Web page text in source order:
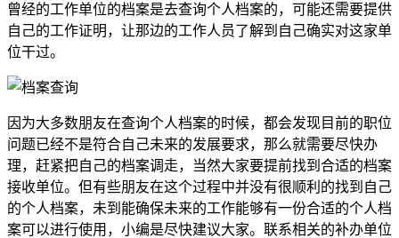
曾经的工作单位的档案是去查询个人档案的，可能还需要提供
自己的工作证明，让那边的工作人员了解到自己确实对这家单
位干过。
因为大多数朋友在查询个人档案的时候，都会发现目前的职位
问题已经不是符合自己未来的发展要求，那么就需要尽快办
理，赶紧把自己的档案调走，当然大家要提前找到合适的档案
接收单位。但有些朋友在这个过程中并没有很顺利的找到自己
的个人档案，未到能确保未来的工作能够有一份合适的个人档
案可以进行使用，小编是尽快建议大家。联系相关的补办单位